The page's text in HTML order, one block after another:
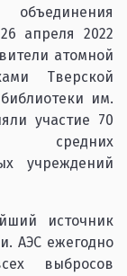
апреля 2022
атомной
Тверской
им.
участие 70
средних
учреждений
источник
АЭС ежегодно
выбросов